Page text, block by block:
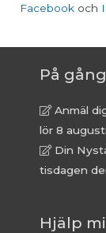
Facebook och
På
Anmäl
lör 8 augusti
Din
tisdagen
Hjälp